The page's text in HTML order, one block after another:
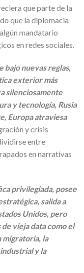
que parte de la
que la diplomacia
mandatario
en redes sociales.
bajo nuevas reglas,
exterior más
silenciosamente
y tecnología, Rusia
Europa atraviesa
y crisis
entre
en narrativas
privilegiada, posee
salida a
Unidos, pero
vieja data como el
migratoria, la
y la